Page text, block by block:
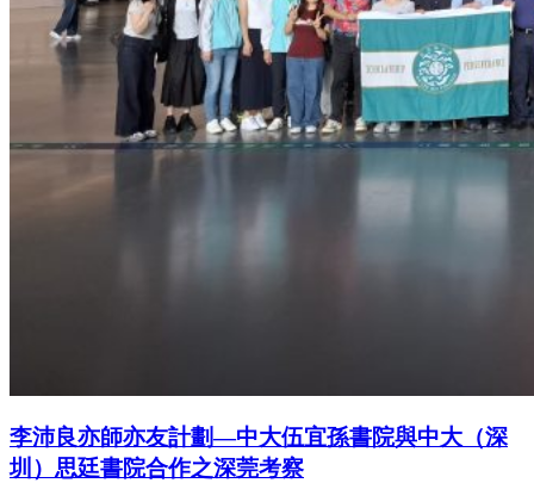
李沛良亦師亦友計劃—中大伍宜孫書院與中大（深
圳）思廷書院合作之深莞考察